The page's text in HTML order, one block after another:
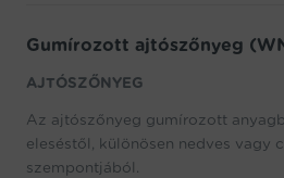
Gumírozott ajtószőnyeg
AJTÓSZŐNYEG
Az ajtószőnyeg gumírozott
eleséstől, különösen nedves vagy
szempontjából.